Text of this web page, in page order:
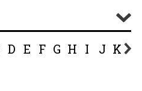
D E F G H I J K L